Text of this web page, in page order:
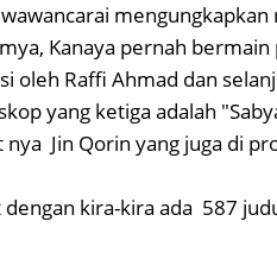
mengungkapkan
Kanaya pernah
oleh Raffi Ahmad dan
yang ketiga adalah
Jin Qorin yang juga di
kira-kira ada 587